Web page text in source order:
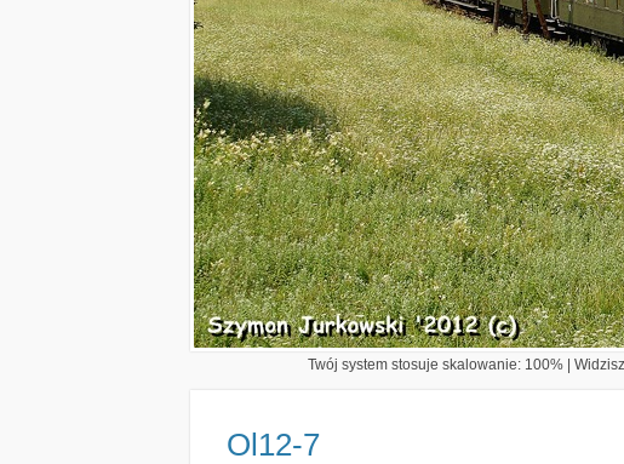
Twój system stosuje skalowanie: 100% |
Ol12-7